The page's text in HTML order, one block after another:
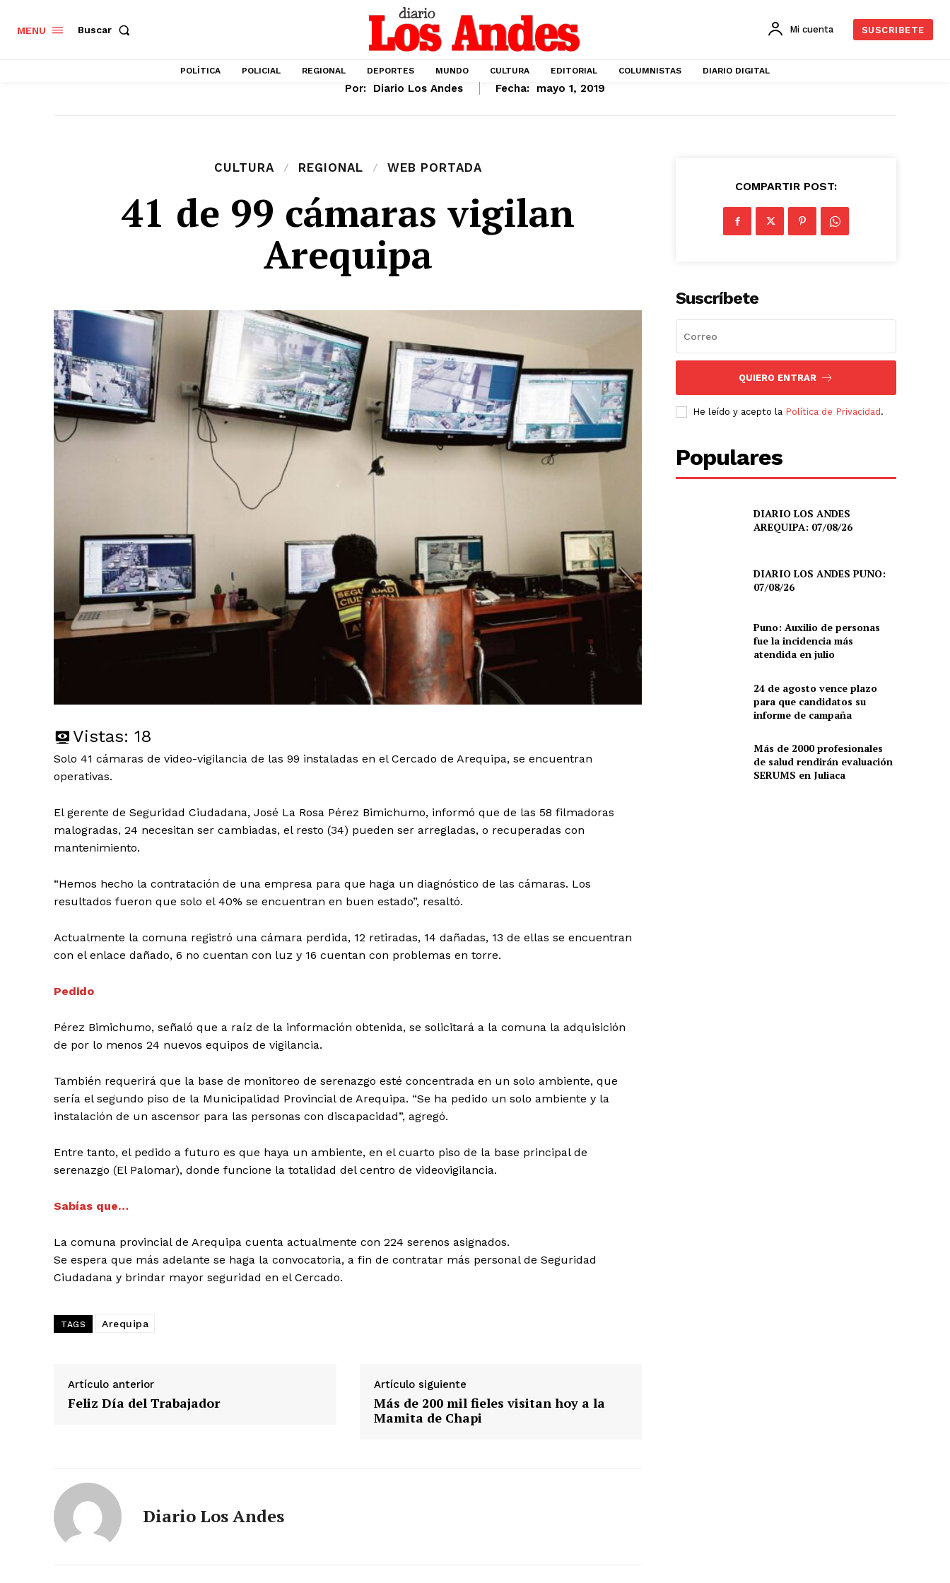
Diario los Andes
Prensa
MENU Buscar Mi cuenta SUSCRIBETE
POLÍTICA POLICIAL REGIONAL DEPORTES MUNDO CULTURA EDITORIAL COLUMNISTAS DIARIO DIGITAL
Por: Diario Los Andes Fecha: mayo 1, 2019
CULTURA REGIONAL WEB PORTADA
41 de 99 cámaras vigilan
Arequipa
Vistas: 18
Solo 41 cámaras de video-vigilancia de las 99 instaladas en el Cercado de Arequipa, se encuentran
operativas.
El gerente de Seguridad Ciudadana, José La Rosa Pérez Bimichumo, informó que de las 58 filmadoras
malogradas, 24 necesitan ser cambiadas, el resto (34) pueden ser arregladas, o recuperadas con
mantenimiento.
“Hemos hecho la contratación de una empresa para que haga un diagnóstico de las cámaras. Los
resultados fueron que solo el 40% se encuentran en buen estado”, resaltó.
Actualmente la comuna registró una cámara perdida, 12 retiradas, 14 dañadas, 13 de ellas se encuentran
con el enlace dañado, 6 no cuentan con luz y 16 cuentan con problemas en torre.
Pedido
Pérez Bimichumo, señaló que a raíz de la información obtenida, se solicitará a la comuna la adquisición
de por lo menos 24 nuevos equipos de vigilancia.
También requerirá que la base de monitoreo de serenazgo esté concentrada en un solo ambiente, que
sería el segundo piso de la Municipalidad Provincial de Arequipa. “Se ha pedido un solo ambiente y la
instalación de un ascensor para las personas con discapacidad”, agregó.
Entre tanto, el pedido a futuro es que haya un ambiente, en el cuarto piso de la base principal de
serenazgo (El Palomar), donde funcione la totalidad del centro de videovigilancia.
Sabías que…
La comuna provincial de Arequipa cuenta actualmente con 224 serenos asignados.
Se espera que más adelante se haga la convocatoria, a fin de contratar más personal de Seguridad
Ciudadana y brindar mayor seguridad en el Cercado.
TAGS Arequipa
Artículo anterior
Feliz Día del Trabajador
Artículo siguiente
Más de 200 mil fieles visitan hoy a la
Mamita de Chapi
Diario Los Andes
COMPARTIR POST:
Suscríbete
QUIERO ENTRAR
He leído y acepto la Política de Privacidad .
Populares
DIARIO LOS ANDES
AREQUIPA: 07/08/26
DIARIO LOS ANDES PUNO:
07/08/26
Puno: Auxilio de personas
fue la incidencia más
atendida en julio
24 de agosto vence plazo
para que candidatos su
informe de campaña
Más de 2000 profesionales
de salud rendirán evaluación
SERUMS en Juliaca